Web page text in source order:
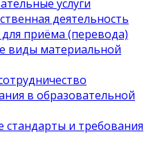
услуги
деятельность
приёма (перевода)
виды материальной
в образовательной
стандарты и требования